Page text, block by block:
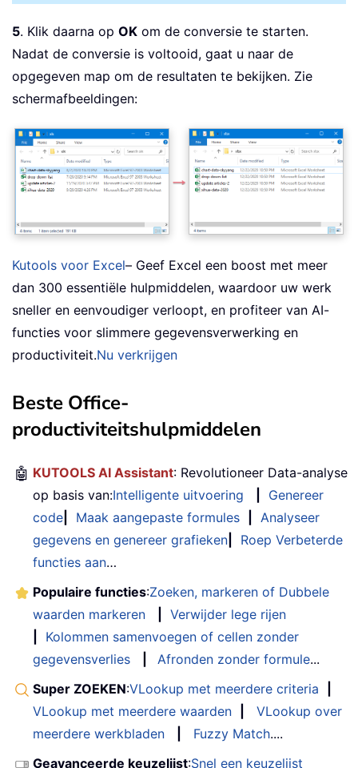
5. Klik daarna op OK om de conversie te starten.
Nadat de conversie is voltooid, gaat u naar de
opgegeven map om de resultaten te bekijken. Zie
schermafbeeldingen:
Kutools voor Excel– Geef Excel een boost met meer
dan 300 essentiële hulpmiddelen, waardoor uw werk
sneller en eenvoudiger verloopt, en profiteer van AI-
functies voor slimmere gegevensverwerking en
productiviteit.Nu verkrijgen
Beste Office-
productiviteitshulpmiddelen
🤖 KUTOOLS AI Assistant: Revolutioneer Data-analyse
op basis van:Intelligente uitvoering
Genereer
code
Maak aangepaste formules
Analyseer
gegevens en genereer grafieken
Roep Verbeterde
functies aan…
Populaire functies:Zoeken, markeren of Dubbele
waarden markeren
Verwijder lege rijen
Kolommen samenvoegen of cellen zonder
gegevensverlies
Afronden zonder formule...
Super ZOEKEN:VLookup met meerdere criteria
VLookup met meerdere waarden
VLookup over
meerdere werkbladen
Fuzzy Match....
Geavanceerde keuzelijst:Snel een keuzelijst